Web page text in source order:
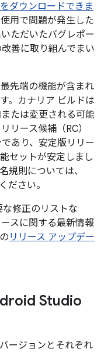
ダウンロードできま
用で問題が発生した
ただいたバグレポー
善に取り組んでまい
先端の機能が含まれ
。カナリア ビルドは
たは変更される可能
リース候補（RC）
あり、安定版リリー
セットが安定しまし
規則については、
ださい。
修正のリストな
スに関する最新情報
リリース アップデー
Studio
ージョンとそれぞれ